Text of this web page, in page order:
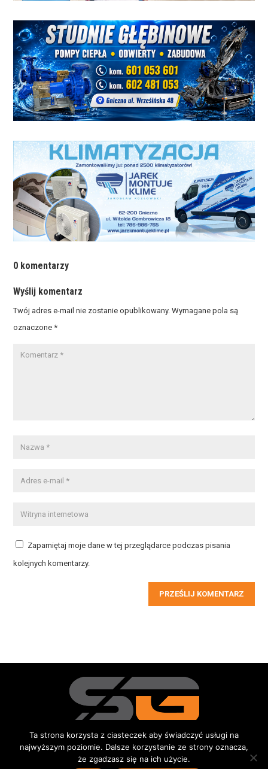
0 komentarzy
Wyślij komentarz
Twój adres e-mail nie zostanie opublikowany. Wymagane pola są
oznaczone*
Zapamiętaj moje dane w tej przeglądarce podczas pisania
kolejnych komentarzy.
PRZEŚLIJ KOMENTARZ
Redakcja Kontakt Reklama Do pobrania
Ta strona korzysta z ciasteczek aby świadczyć usługi na
najwyższym poziomie. Dalsze korzystanie ze strony oznacza,
że zgadzasz się na ich użycie.